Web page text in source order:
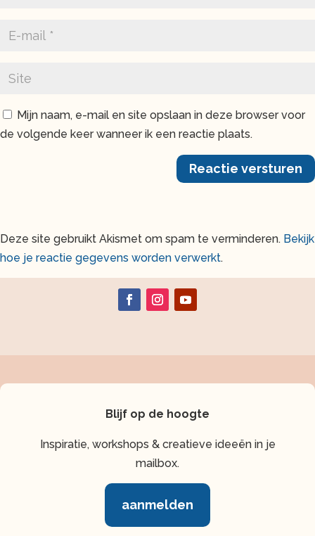
Mijn naam, e-mail en site opslaan in deze browser voor
de volgende keer wanneer ik een reactie plaats.
Reactie versturen
Deze site gebruikt Akismet om spam te verminderen. Bekijk
hoe je reactie gegevens worden verwerkt.
Blijf op de hoogte
Inspiratie, workshops & creatieve ideeën in je
mailbox.
aanmelden